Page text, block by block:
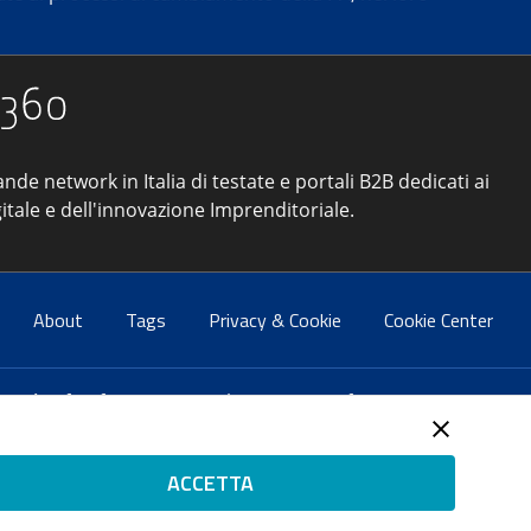
network in Italia di testate e portali B2B dedicati ai
e dell'innovazione Imprenditoriale.
About Tags Privacy & Cookie Cookie Center
info@forumpa.it- tel. 06 684251 - fax. 06 68425433
2 maggio 2008 - Direttore resp. Michela Stentella
per il sistema di management di qualità SQS (ISO
ACCETTA